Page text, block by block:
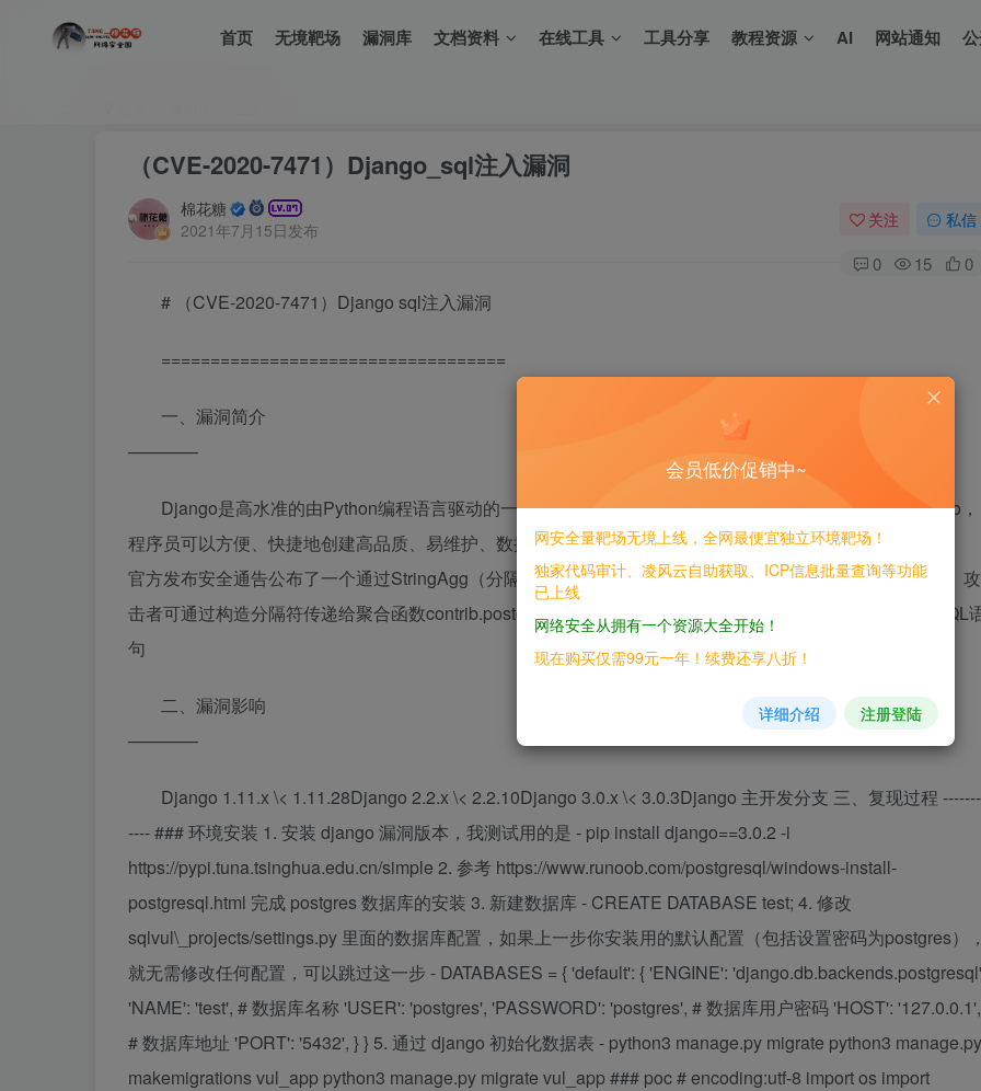
首页 无境靶场 漏洞库 文档资料 在线工具 工具分享 教程资源 AI 网站通知
（CVE-2020-7471）Django_sql注入漏洞
棉花糖
2021年7月15日发布
关注 私信
0 15 0
# （CVE-2020-7471）Django sql注入漏洞
===================================
一、漏洞简介
————
Django是高水准的由Python编程语言驱动的一个开源Web应用程序框架，起源于开源社区。使用Django，
程序员可以方便、快捷地创建高品质、易维护、数据库驱动的应用程序，应用广泛。2020年2月初，Django
官方发布安全通告公布了一个通过StringAgg（分隔符）实现利用的潜在SQL注入漏洞（CVE-2020-7471）。攻
击者可通过构造分隔符传递给聚合函数contrib.postgres.aggregates.StringAgg，从而绕过转义并注入恶意SQL
句
二、漏洞影响
————
Django 1.11.x \< 1.11.28Django 2.2.x \< 2.2.10Django 3.0.x \< 3.0.3Django 主开发分支 三、复现过程
---- ### 环境安装 1. 安装 django 漏洞版本，我测试用的是 - pip install django==3.0.2 -i
https://pypi.tuna.tsinghua.edu.cn/simple 2. 参考 https://www.runoob.com/postgresql/windows-install-
postgresql.html 完成 postgres 数据库的安装 3. 新建数据库 - CREATE DATABASE test; 4. 修改
sqlvul\_projects/settings.py 里面的数据库配置，如果上一步你安装用的默认配置（包括设置密码为postgres）
就无需修改任何配置，可以跳过这一步 - DATABASES = { 'default': { 'ENGINE':
'NAME': 'test', # 数据库名称 'USER': 'postgres', 'PASSWORD': 'postgres', # 数据库用户密码 'HOST': '127.0.0.1',
# 数据库地址 'PORT': '5432', } } 5. 通过 django 初始化数据表 - python3 manage.py migrate python3 manage.py
makemigrations vul_app python3 manage.py migrate vul_app ### poc # encoding:utf-8 import os import
会员低价促销中~
网安全量靶场无境上线，全网最便宜独立环境靶场！
独家代码审计、凌风云自助获取、ICP信息批量查询等功能
已上线
网络安全从拥有一个资源大全开始！
现在购买仅需99元一年！续费还享八折！
详细介绍 注册登陆